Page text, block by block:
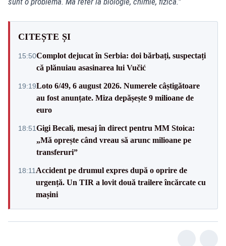
CITEȘTE ȘI
15:50Complot dejucat în Serbia: doi bărbați, suspectați
că plănuiau asasinarea lui Vučić
19:19Loto 6/49, 6 august 2026. Numerele câștigătoare
au fost anunțate. Miza depășește 9 milioane de
euro
18:51Gigi Becali, mesaj în direct pentru MM Stoica:
„Mă oprește când vreau să arunc milioane pe
transferuri”
18:11 Accident pe drumul expres după o oprire de
urgență. Un TIR a lovit două trailere încărcate cu
mașini